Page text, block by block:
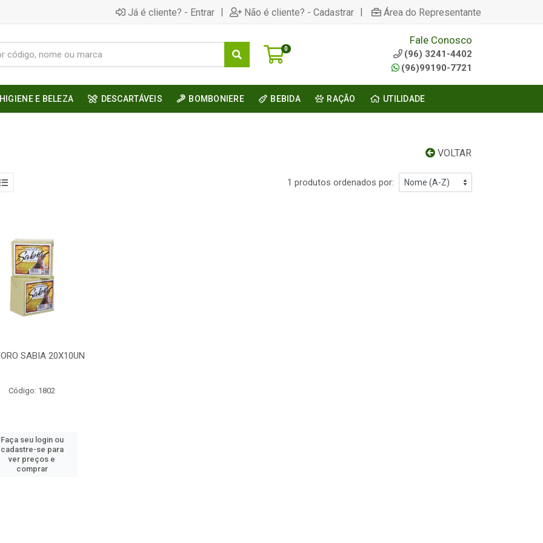
Já é cliente? - Entrar | Não é cliente? - Cadastrar | Área do Representante
0
Fale Conosco
(96) 3241-4402
(96)99190-7721
E BELEZA DESCARTÁVEIS BOMBONIERE BEBIDA RAÇÃO UTILIDADE
VOLTAR
1 produtos ordenados por:
SABIA 20X10UN
Código: 1802
Faça seu login ou
cadastre-se para
ver preços e
comprar